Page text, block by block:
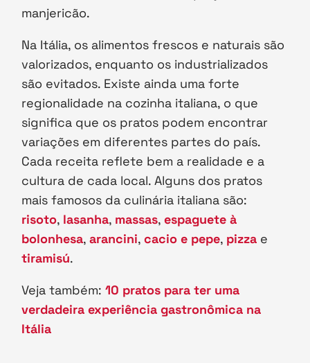
manjericão.
Na Itália, os alimentos frescos e naturais são
valorizados, enquanto os industrializados
são evitados. Existe ainda uma forte
regionalidade na cozinha italiana, o que
significa que os pratos podem encontrar
variações em diferentes partes do país.
Cada receita reflete bem a realidade e a
cultura de cada local. Alguns dos pratos
mais famosos da culinária italiana são:
risoto, lasanha, massas,espaguete à
bolonhesa,arancini,cacio e pepe, pizza e
tiramisú.
Veja também:10 pratos para ter uma
verdadeira experiência gastronômica na
Itália